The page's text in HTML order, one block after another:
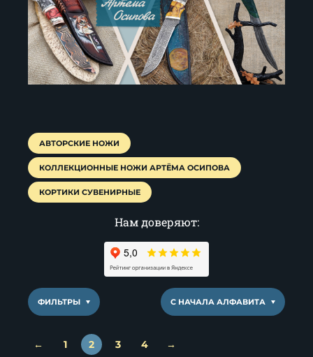
АВТОРСКИЕ НОЖИ
КОЛЛЕКЦИОННЫЕ НОЖИ АРТЁМА ОСИПОВА
КОРТИКИ СУВЕНИРНЫЕ
Нам доверяют:
ФИЛЬТРЫ С НАЧАЛА АЛФАВИТА
← 1 2 3 4 →